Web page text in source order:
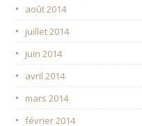
août 2014
juillet 2014
juin 2014
avril 2014
mars 2014
février 2014